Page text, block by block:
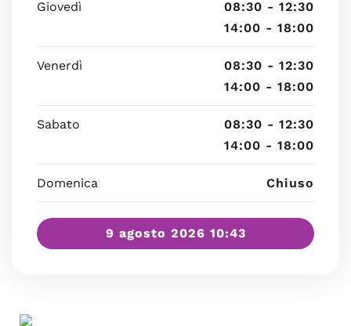
Giovedì
08:30 - 12:30
14:00 - 18:00
Venerdì
08:30 - 12:30
14:00 - 18:00
Sabato
08:30 - 12:30
14:00 - 18:00
Domenica Chiuso
9 agosto 2026 10:43